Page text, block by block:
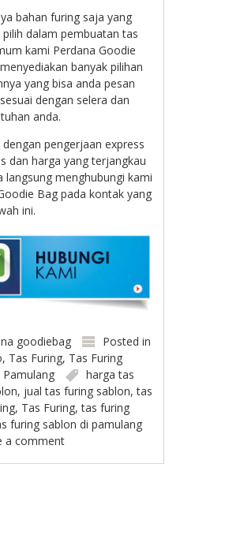
bahan furing saja yang
pilih dalam pembuatan tas
kami Perdana Goodie
banyak pilihan
yang bisa anda pesan
dengan selera dan
anda.
pengerjaan express
dan harga yang terjangkau
langsung menghubungi kami
Bag pada kontak yang
ini.
goodiebag
Posted in
, Tas Furing, Tas Furing
Pamulang
harga tas
, jual tas furing sablon,tas
, Tas Furing,tas furing
furing sablon di pamulang
a comment